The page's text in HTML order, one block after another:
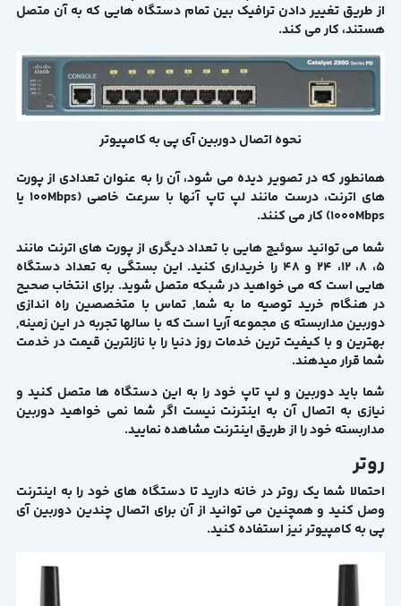
از طریق تغییر دادن ترافیک بین تمام دستگاه هایی که به آن متصل
هستند، کار می کند.
نحوه اتصال دوربین آی پی به کامپیوتر
همانطور که در تصویر دیده می شود، آن را به عنوان تعدادی از پورت
های اترنت، درست مانند لپ تاپ آنها با سرعت خاصی (100Mbps یا
1000Mbps) کار می کنند.
شما می توانید سوئیچ هایی با تعداد دیگری از پورت های اترنت مانند
5، 8، 12، 24 و 48 را خریداری کنید. این بستگی به تعداد دستگاه
هایی است که می خواهید در شبکه متصل شوید. برای انتخاب صحیح
در هنگام خرید توصیه ما به شما, تماس با متخصصین راه اندازی
دوربین مداربسته ی مجموعه آریا است که با سالها تجربه در این زمینه,
بهترین و با کیفیت ترین خدمات روز دنیا را با نازلترین قیمت در خدمت
شما قرار میدهند.
شما باید دوربین و لپ تاپ خود را به این دستگاه ها متصل کنید و
نیازی به اتصال آن به اینترنت نیست اگر شما نمی خواهید دوربین
مداربسته خود را از طریق اینترنت مشاهده نمایید.
روتر
احتمالا شما یک روتر در خانه دارید تا دستگاه های خود را به اینترنت
وصل کنید و همچنین می توانید از آن برای اتصال چندین دوربین آی
پی به کامپیوتر نیز استفاده کنید.